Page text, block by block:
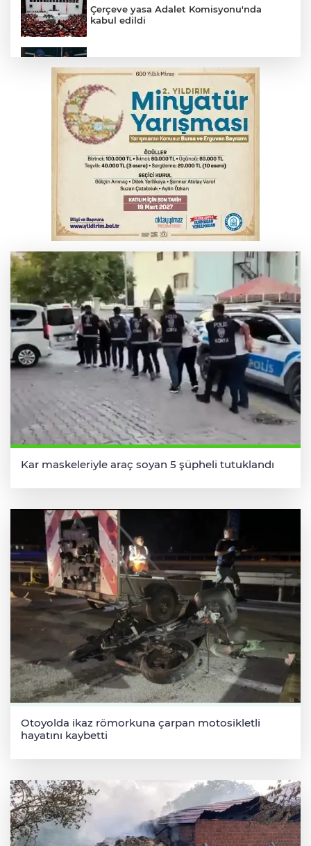
Çerçeve yasa Adalet Komisyonu'nda
kabul edildi
kişi tutuklandı
İnegöl’de yangın paniği! Apartmana
sıçrayan alevler söndürüldü
Serbest piyasada döviz fiyatları
Otomobil kanala uçtu: 2 yaralı
Kar maskeleriyle araç soyan 5 şüpheli tutuklandı
Otoyolda ikaz römorkuna çarpan motosikletli
hayatını kaybetti